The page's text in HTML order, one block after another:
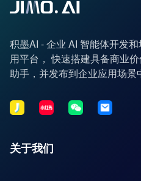
积墨AI - 企业 AI 智能体开发
用平台， 快速搭建具备商业
助手，并发布到企业应用场景
关于我们